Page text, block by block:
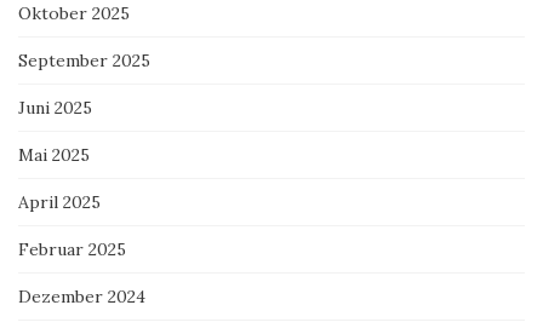
Oktober 2025
September 2025
Juni 2025
Mai 2025
April 2025
Februar 2025
Dezember 2024